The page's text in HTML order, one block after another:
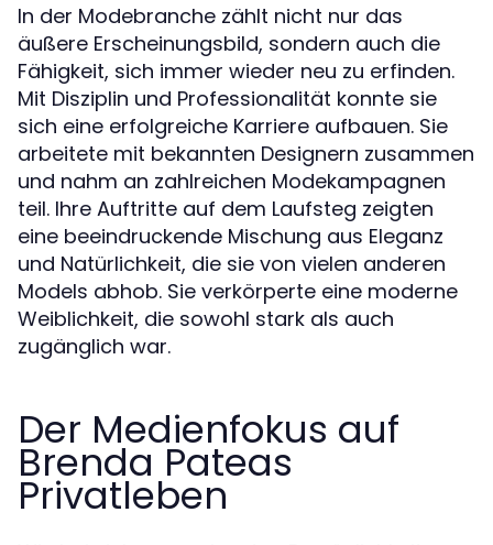
In der Modebranche zählt nicht nur das
äußere Erscheinungsbild, sondern auch die
Fähigkeit, sich immer wieder neu zu erfinden.
Mit Disziplin und Professionalität konnte sie
sich eine erfolgreiche Karriere aufbauen. Sie
arbeitete mit bekannten Designern zusammen
und nahm an zahlreichen Modekampagnen
teil. Ihre Auftritte auf dem Laufsteg zeigten
eine beeindruckende Mischung aus Eleganz
und Natürlichkeit, die sie von vielen anderen
Models abhob. Sie verkörperte eine moderne
Weiblichkeit, die sowohl stark als auch
zugänglich war.
Der Medienfokus auf
Brenda Pateas
Privatleben